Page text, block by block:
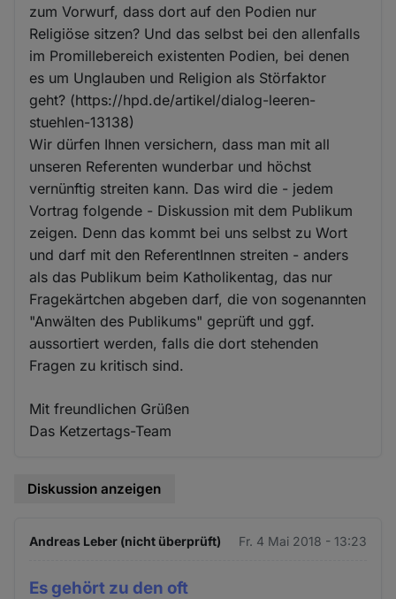
zum Vorwurf, dass dort auf den Podien nur
Religiöse sitzen? Und das selbst bei den allenfalls
im Promillebereich existenten Podien, bei denen
es um Unglauben und Religion als Störfaktor
geht? (https://hpd.de/artikel/dialog-leeren-
stuehlen-13138)
Wir dürfen Ihnen versichern, dass man mit all
unseren Referenten wunderbar und höchst
vernünftig streiten kann. Das wird die - jedem
Vortrag folgende - Diskussion mit dem Publikum
zeigen. Denn das kommt bei uns selbst zu Wort
und darf mit den ReferentInnen streiten - anders
als das Publikum beim Katholikentag, das nur
Fragekärtchen abgeben darf, die von sogenannten
"Anwälten des Publikums" geprüft und ggf.
aussortiert werden, falls die dort stehenden
Fragen zu kritisch sind.
Mit freundlichen Grüßen
Das Ketzertags-Team
Diskussion anzeigen
Andreas Leber (nicht überprüft) Fr. 4 Mai 2018 - 13:23
Es gehört zu den oft